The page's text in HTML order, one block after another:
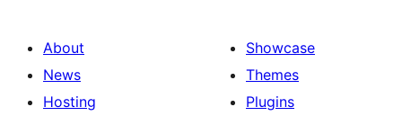
About
News
Hosting
Showcase
Themes
Plugins